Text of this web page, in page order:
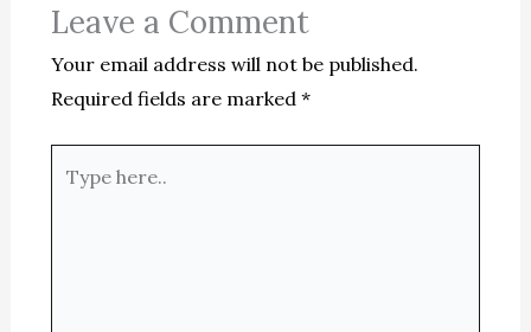
Leave a Comment
Your email address will not be published.
Required fields are marked *
here..